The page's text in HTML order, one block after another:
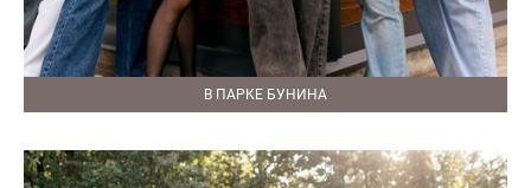
В ПАРКЕ БУНИНА